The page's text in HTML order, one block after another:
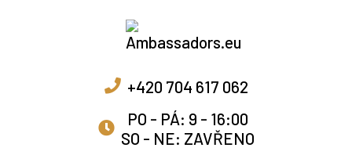
+420 704 617 062
PO - PÁ: 9 - 16:00
SO - NE: ZAVŘENO